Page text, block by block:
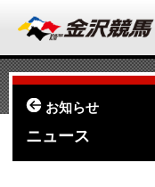
お知らせ
ニュース